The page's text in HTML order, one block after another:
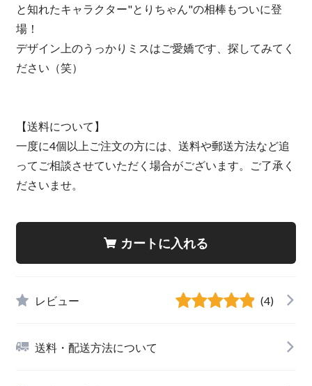
と知れたキャラクター"とりちゃん"の相棒もついに登
場！
デザイン上のうっかりミスはご愛嬌です、探してみてく
ださい（笑）
【送料について】
一度に4個以上ご注文の方には、送料や郵送方法など追
ってご相談させていただく場合がございます。ご了承く
ださいませ。
カートに入れる
レビュー (4)
送料・配送方法について